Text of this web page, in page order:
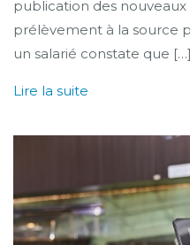
publication des
prélèvement à la source
un salarié constate que […]
Lire la suite